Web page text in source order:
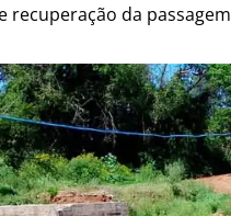
recuperação da